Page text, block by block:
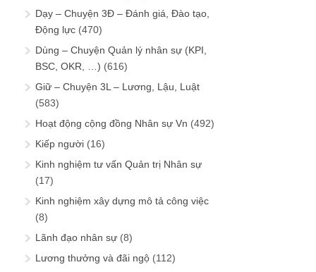
Dạy – Chuyện 3Đ – Đánh giá, Đào tạo,
Động lực (470)
Dùng – Chuyện Quản lý nhân sự (KPI,
BSC, OKR, …) (616)
Giữ – Chuyện 3L – Lương, Lậu, Luật
(583)
Hoạt động cộng đồng Nhân sự Vn (492)
Kiếp người (16)
Kinh nghiệm tư vấn Quản trị Nhân sự
(17)
Kinh nghiệm xây dựng mô tả công việc
(8)
Lãnh đạo nhân sự (8)
Lương thưởng và đãi ngộ (112)